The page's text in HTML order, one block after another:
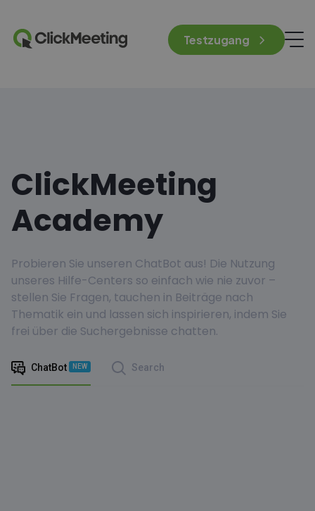
Testzugang
ClickMeeting
Academy
Probieren Sie unseren ChatBot aus! Die Nutzung
unseres Hilfe-Centers so einfach wie nie zuvor –
stellen Sie Fragen, tauchen in Beiträge nach
Thematik ein und lassen sich inspirieren, indem Sie
frei über die Suchergebnisse chatten.
ChatBot NEW Search